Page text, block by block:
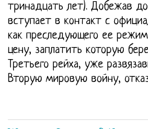
тринадцать лет). Добежав
вступает в контакт с
как преследующего ее
цену, заплатить которую
Третьего рейха, уже
Вторую мировую войну,